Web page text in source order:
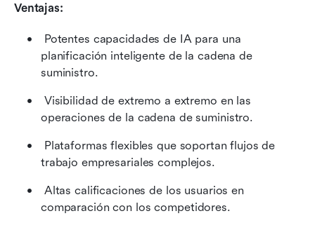
Ventajas:
Potentes capacidades de IA para una
planificación inteligente de la cadena de
suministro.
Visibilidad de extremo a extremo en las
operaciones de la cadena de suministro.
Plataformas flexibles que soportan flujos de
trabajo empresariales complejos.
Altas calificaciones de los usuarios en
comparación con los competidores.